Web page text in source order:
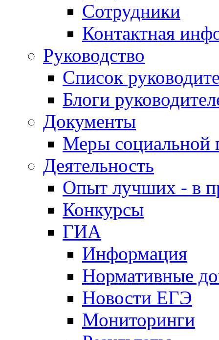
Сотрудники
Контактная
Руководство
Список
Блоги
Документы
Меры социальной
Деятельность
Опыт лучших - в
Конкурсы
ГИА
Информация
Нормативные
Новости ЕГЭ
Мониторинги